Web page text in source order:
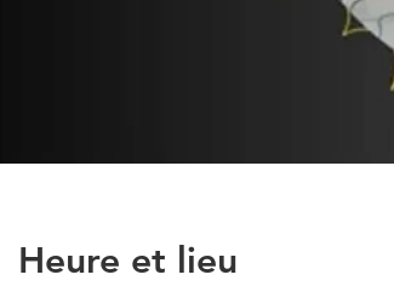
Heure et lieu